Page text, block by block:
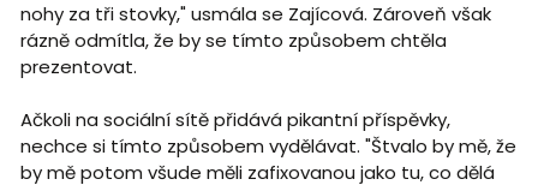
nohy za tři stovky," usmála se Zajícová. Zároveň však
rázně odmítla, že by se tímto způsobem chtěla
prezentovat.
Ačkoli na sociální sítě přidává pikantní příspěvky,
nechce si tímto způsobem vydělávat. "Štvalo by mě, že
by mě potom všude měli zafixovanou jako tu, co dělá